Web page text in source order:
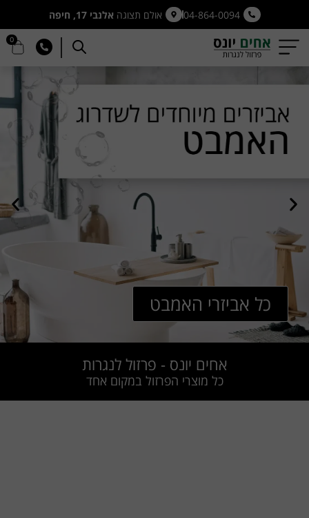
04-864-0094 אולם תצוגה אלנבי 17, חיפה
0
אחים יונס - פרזול לנגרות
כל מוצרי הפרזול במקום אחד